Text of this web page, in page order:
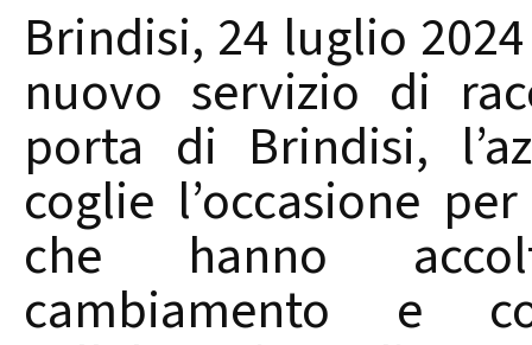
Brindisi, 24 luglio
nuovo servizio di
porta di Brindisi,
coglie l’occasione
che hanno
cambiamento e